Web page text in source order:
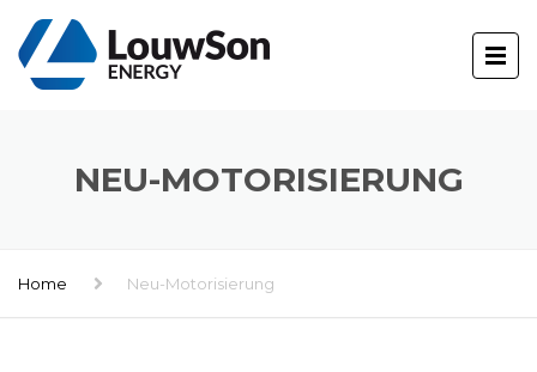
NEU-MOTORISIERUNG
Home Neu-Motorisierung